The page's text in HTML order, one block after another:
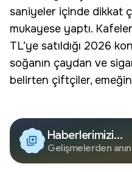
saniyeler içinde dikkat
mukayese yaptı.
TL’ye satıldığı 2026
soğanın çaydan ve
belirten çiftçiler,
Haberlerimizi
Google'da Takip
Edin
Gelişmelerden